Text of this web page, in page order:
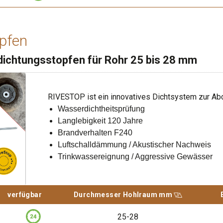
Stück, 1 Stk.
95.67 CHF
0.4m x 0.1m x 0.1m (L x B x H)
79 Stück ab Lager
- +
Login
für Rohr 25 bis 28 mm
RIVESTOP ist ein innovatives Dichtsystem zur
Wasserdichtheitsprüfung
Langlebigkeit 120 Jahre
Brandverhalten F240
Luftschalldämmung / Akustischer Nachweis
Trinkwassereignung / Aggressive Gewässer
verfügbar Durchmesser Hohlraum mm
Sortiere aufsteigend nach
Durchmesser Hohlraum mm
25-28